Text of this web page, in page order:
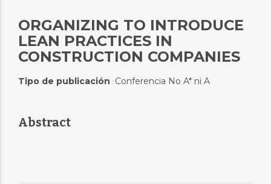
ORGANIZING TO INTRODUCE
LEAN PRACTICES IN
CONSTRUCTION COMPANIES
Tipo de publicación : Conferencia No A* ni A
Abstract